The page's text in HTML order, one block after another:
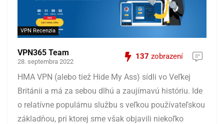
VPN Recenzia
VPN365 Team
28. septembra 2022
137 zobrazení
HMA VPN (alebo tiež Hide My Ass) sídli vo Veľkej
Británii a má za sebou dlhú a zaujímavú históriu. Ide
o relatívne populárnu službu s veľkou používateľskou
základňou, pri ktorej sme však objavili niekoľko